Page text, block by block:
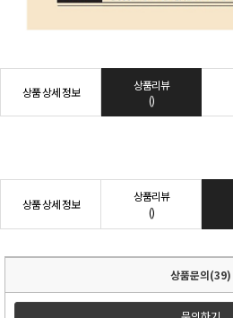
상품 상세 정보
상품리뷰
()
상품 상세 정보
상품리뷰
()
상품문의(39)